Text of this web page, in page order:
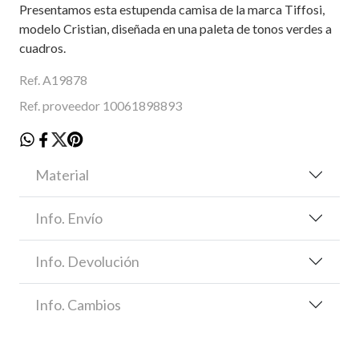
Presentamos esta estupenda camisa de la marca Tiffosi,
modelo Cristian, diseñada en una paleta de tonos verdes a
cuadros.
Ref. A19878
Ref. proveedor 10061898893
Material
Info. Envío
Info. Devolución
Info. Cambios